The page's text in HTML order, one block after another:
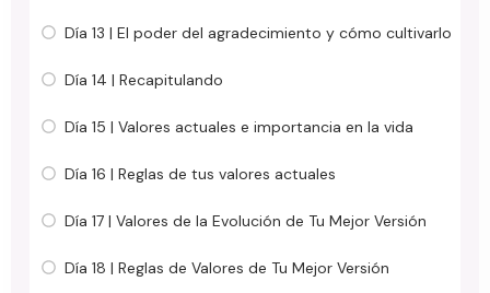
Día 13 | El poder del agradecimiento y cómo cultivarlo
Día 14 | Recapitulando
Día 15 | Valores actuales e importancia en la vida
Día 16 | Reglas de tus valores actuales
Día 17 | Valores de la Evolución de Tu Mejor Versión
Día 18 | Reglas de Valores de Tu Mejor Versión